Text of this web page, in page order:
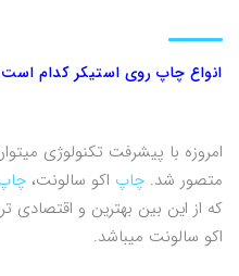
انواع چاپ روی استیکر کدام
امروزه با پیشرفت تکنولوژی
متصور شد. چاپ اکو سالونت،
که از این بین بهترین و اقتصادی
اکو سالونت میباشد.